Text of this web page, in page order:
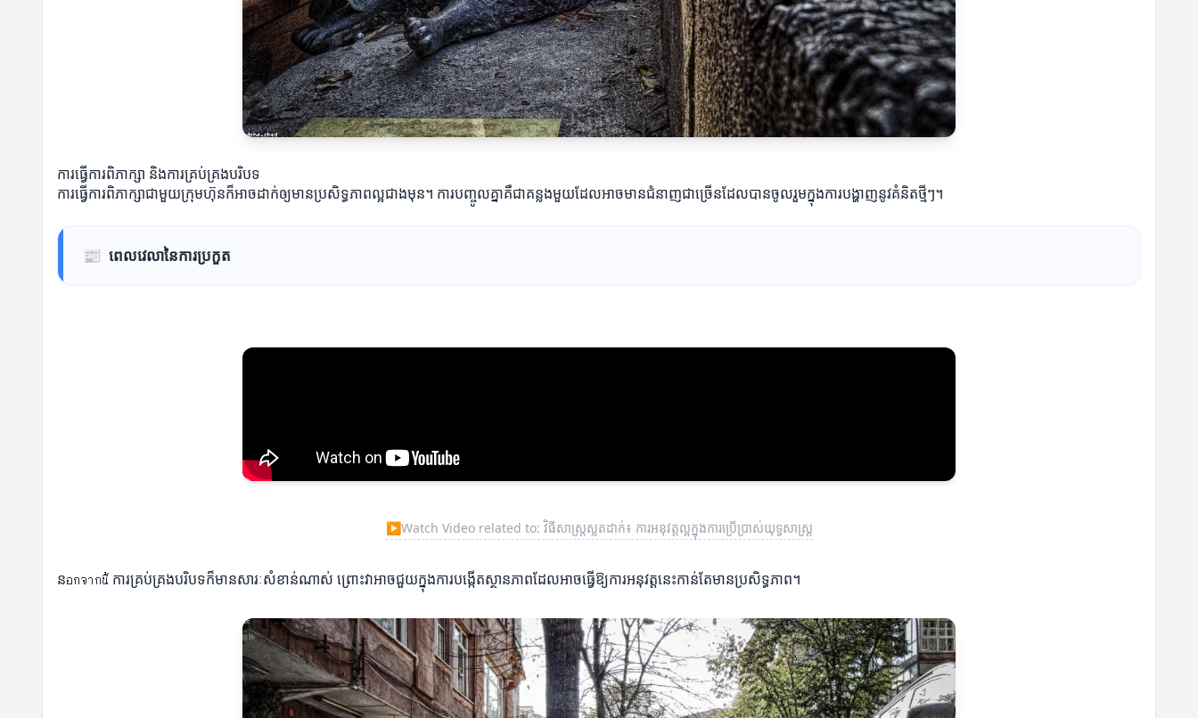
ការធ្វើការពិភាក្សា និងការគ្រប់គ្រងបរិបទ
ការធ្វើការពិភាក្សាជាមួយក្រុមហ៊ុនក៏អាចដាក់ឲ្យមានប្រសិទ្ធភាពល្អជាងមុន។ ការបញ្ចូលគ្នាគឺជាគន្លងមួយដែលអាចមានជំនាញជាច្រើនដែលបានចូលរួមក្នុងការបង្ហាញនូវគំនិតថ្មីៗ។
📰 ពេលវេលានៃការប្រកួត
▶Watch Video related to: វិធីសាស្រ្តស្លតដាក់៖ ការអនុវត្តល្អក្នុងការប្រើប្រាស់យុទ្ធសាស្ត្រ
នอกจากนี้ ការគ្រប់គ្រងបរិបទក៏មានសារៈសំខាន់ណាស់ ព្រោះវាអាចជួយក្នុងការបង្កើតស្ថានភាពដែលអាចធ្វើឱ្យការអនុវត្តនេះកាន់តែមានប្រសិទ្ធភាព។